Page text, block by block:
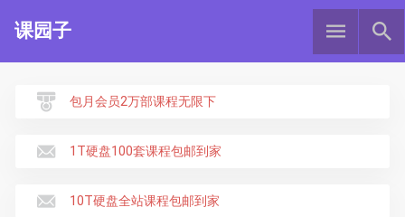
课园子
包月会员2万部课程无限下
1T硬盘100套课程包邮到家
10T硬盘全站课程包邮到家